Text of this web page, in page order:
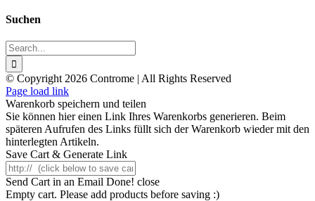
Suchen
Search
for:
© Copyright 2026 Controme | All Rights Reserved
Facebook
Instagram
YouTube
Xing
Page load link
Warenkorb speichern und teilen
Sie können hier einen Link Ihres Warenkorbs generieren. Beim
späteren Aufrufen des Links füllt sich der Warenkorb wieder mit den
hinterlegten Artikeln.
Save Cart & Generate Link
Send Cart in an Email Done! close
Empty cart. Please add products before saving :)